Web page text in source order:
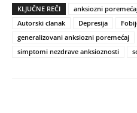
KLJUČNE REČI anksiozni
Autorski clanak
Depresija
generalizovani anksiozni poremećaj
simptomi nezdrave anksioznosti